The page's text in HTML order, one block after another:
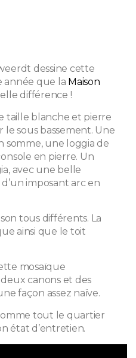
dessine cette
année que la Maison
différence !
taille blanche et pierre
sous bassement. Une
somme, une loggia de
en pierre. Un
avec une belle
imposant arc en
tous différents. La
ainsi que le toit
mosaïque
canons et des
façon assez naïve.
tout le quartier
état d’entretien.